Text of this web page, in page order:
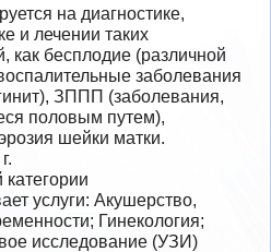
на диагностике,
и лечении таких
как бесплодие (различной
заболевания
ЗППП (заболевания,
половым путем),
шейки матки.
услуги: Акушерство,
Гинекология;
исследование (УЗИ)